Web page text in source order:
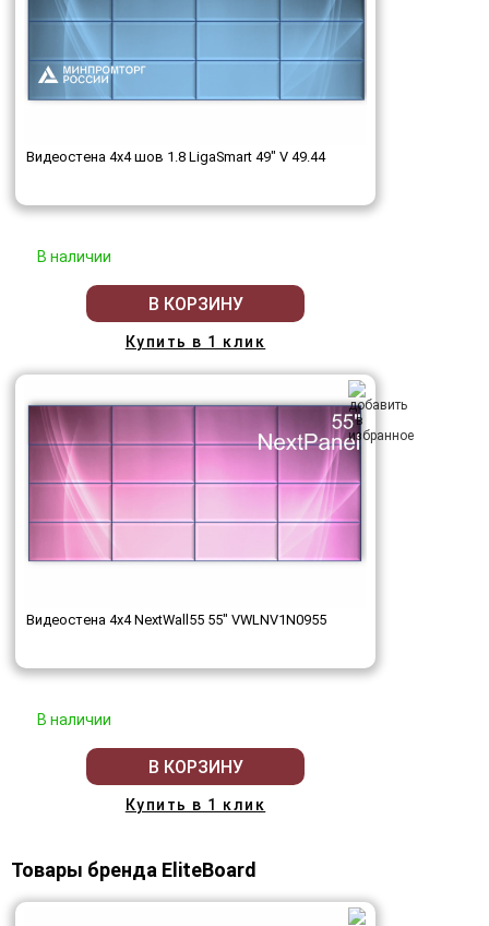
Видеостена 4x4 шов 1.8 LigaSmart 49" V 49.44
В наличии
В КОРЗИНУ
Купить в 1 клик
Видеостена 4x4 NextWall55 55" VWLNV1N0955
В наличии
В КОРЗИНУ
Купить в 1 клик
Товары бренда EliteBoard